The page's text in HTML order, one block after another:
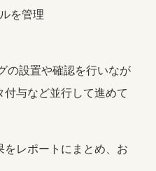
を管理
の設置や確認を行いなが
与など並行して進めて
レポートにまとめ、お